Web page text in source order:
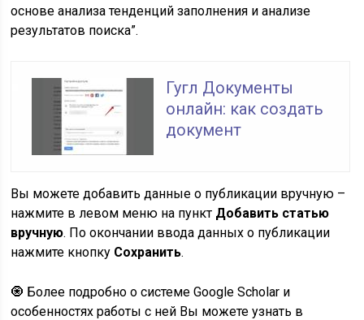
основе анализа тенденций заполнения и анализе
результатов поиска”.
Гугл Документы
онлайн: как создать
документ
Вы можете добавить данные о публикации вручную –
нажмите в левом меню на пункт Добавить статью
вручную. По окончании ввода данных о публикации
нажмите кнопку Сохранить.
🧿 Более подробно о системе Google Scholar и
особенностях работы с ней Вы можете узнать в